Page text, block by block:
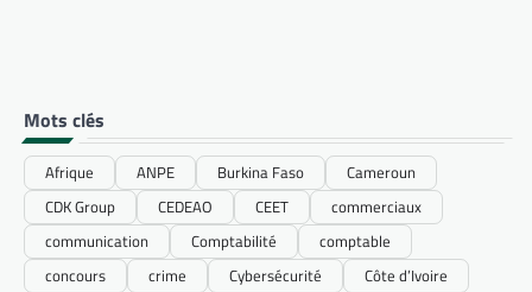
Mots clés
Afrique ANPE Burkina Faso
Cameroun
CDK Group
CEDEAO CEET
commerciaux
communication
Comptabilité
comptable
concours
crime Cybersécurité
Côte d’Ivoire